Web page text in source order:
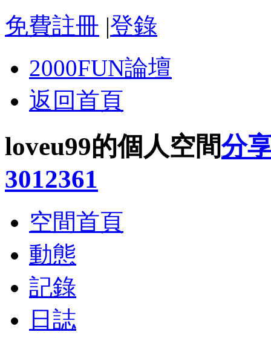
免費註冊 |登錄
2000FUN論壇
返回首頁
loveu99的個人空間分
3012361
空間首頁
動態
記錄
日誌